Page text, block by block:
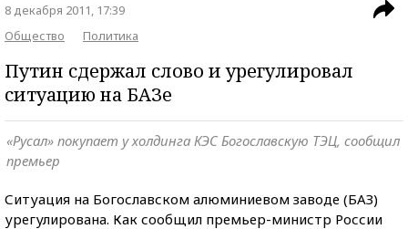
8 декабря 2011, 17:39
Общество
Политика
Путин сдержал слово и урегулировал
ситуацию на БАЗе
«Русал» покупает у холдинга КЭС Богославскую ТЭЦ, сообщил
премьер
Ситуация на Богославском алюминиевом заводе (БАЗ)
урегулирована. Как сообщил премьер-министр России